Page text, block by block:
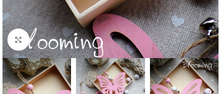
Click to enlarge